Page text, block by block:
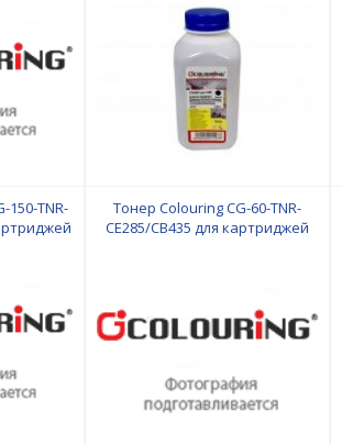
150-TNR-
Тонер Colouring CG-60-TNR-
CE285/CB435 для картриджей